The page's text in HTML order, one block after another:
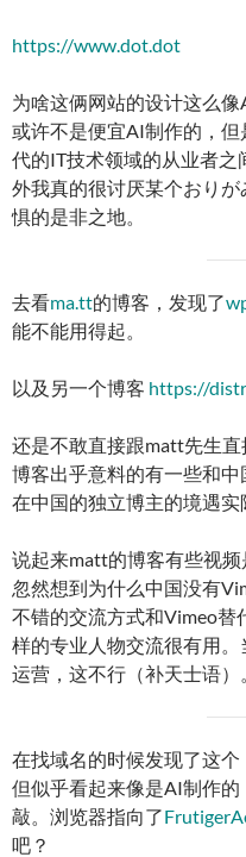
https://www.dot.dot
为啥这俩网站的设计这么像
或许不是便宜AI制作的，
代的IT技术领域的从业者
外我真的很讨厌某个おり
惧的是非之地。
去看ma.tt的博客，发现了
能不能用得起。
以及另一个博客 https://
还是不敢直接跟matt先生
博客出乎意料的有一些和
在中国的独立博主的境遇实
说起来matt的博客有些视频
忽然想到为什么中国没有
不错的交流方式和Vimeo替
样的专业人物交流很有用
运营，这不行（补天士语）
在找域名的时候发现了这个
但似乎看起来像是AI制作
敲。浏览器指向了
吧？